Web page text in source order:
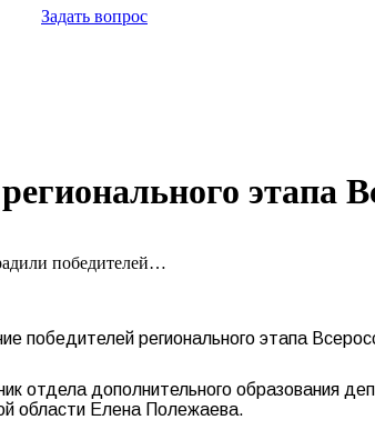
Задать вопрос
этапа
победителей…
регионального этапа
отдела дополнительного образования
области Елена Полежаева.